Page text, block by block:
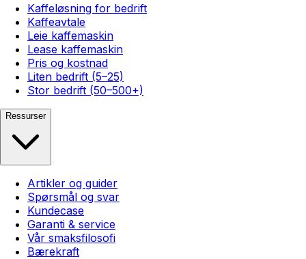
Kaffeløsning for bedrift
Kaffeavtale
Leie kaffemaskin
Lease kaffemaskin
Pris og kostnad
Liten bedrift (5–25)
Stor bedrift (50–500+)
Ressurser
Artikler og guider
Spørsmål og svar
Kundecase
Garanti & service
Vår smaksfilosofi
Bærekraft